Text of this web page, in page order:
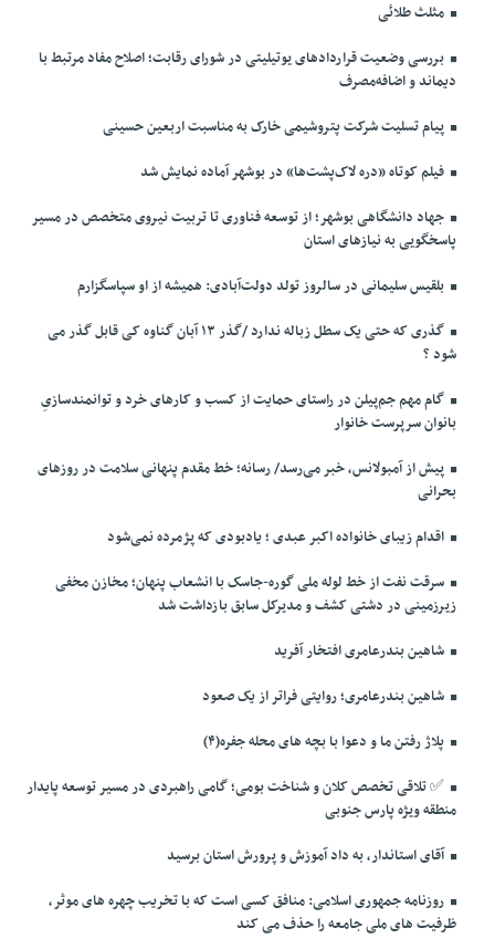
مثلث طلائی
بررسی وضعیت قراردادهای یوتیلیتی در شورای رقابت؛ اصلاح مفاد مرتبط با
دیماند و اضافه‌مصرف
پیام تسلیت شرکت پتروشیمی خارک به مناسبت اربعین حسینی
فیلم کوتاه «دره لاک‌پشت‌ها» در بوشهر آماده نمایش شد
جهاد دانشگاهی بوشهر؛ از توسعه فناوری تا تربیت نیروی متخصص در مسیر
پاسخگویی به نیازهای استان
بلقیس سلیمانی در سالروز تولد دولت‌آبادی: همیشه از او سپاسگزارم
گذری که حتی یک سطل زباله ندارد /گذر ۱۳ آبان گناوه کی قابل گذر می
شود ؟
گام مهم جم‌پیلن در راستای حمایت از کسب و کارهای خرد و توانمندسازیِ
بانوان سرپرست خانوار
پیش از آمبولانس، خبر می‌رسد/ رسانه؛ خط مقدم پنهانی سلامت در روزهای
بحرانی
اقدام زیبای خانواده اکبر عبدی ؛ یادبودی که پژمرده نمی‌شود
سرقت نفت از خط لوله ملی گوره-جاسک با انشعاب پنهان؛ مخازن مخفی
زیرزمینی در دشتی کشف و مدیرکل سابق بازداشت شد
شاهین بندرعامری افتخار آفرید
شاهین بندرعامری؛ روایتی فراتر از یک صعود
پلاژ رفتن ما و دعوا با بچه های محله جفره(۴)
✅️ تلاقی تخصص کلان و شناخت بومی؛ گامی راهبردی در مسیر توسعه پایدار
منطقه ویژه پارس جنوبی
آقای استاندار، به داد آموزش و پرورش استان برسید
روزنامه جمهوری اسلامی: منافق کسی است که با تخریب چهره های موثر،
ظرفیت های ملی جامعه را حذف می کند